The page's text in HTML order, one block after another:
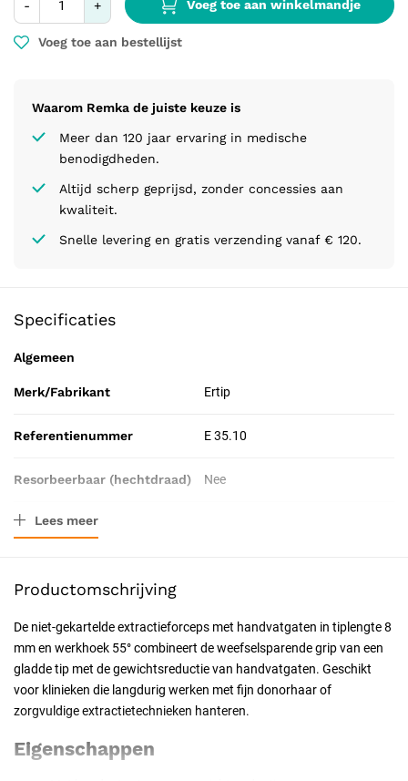
- + Voeg toe aan winkelmandje
Voeg toe aan bestellijst
Waarom Remka de juiste keuze is
Meer dan 120 jaar ervaring in medische
benodigdheden.
Altijd scherp geprijsd, zonder concessies aan
kwaliteit.
Snelle levering en gratis verzending vanaf € 120.
Specificaties
Algemeen
Merk/Fabrikant Ertip
Referentienummer E 35.10
Resorbeerbaar (hechtdraad) Nee
Tip-lengte
Certificering CE-gecertificeerd, CE Klasse IIa
Soort hoek 55°
Lees meer
Productomschrijving
De niet-gekartelde extractieforceps met handvatgaten in tiplengte 8
mm en werkhoek 55° combineert de weefselsparende grip van een
gladde tip met de gewichtsreductie van handvatgaten. Geschikt
voor klinieken die langdurig werken met fijn donorhaar of
zorgvuldige extractietechnieken hanteren.
Eigenschappen